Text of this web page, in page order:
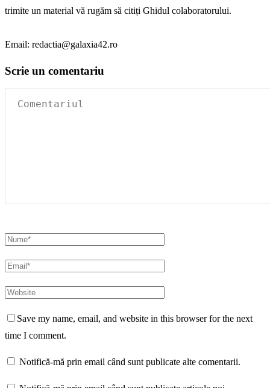
trimite un material vă rugăm să citiți Ghidul colaboratorului.
Email: redactia@galaxia42.ro
Scrie un comentariu
Save my name, email, and website in this browser for the next
time I comment.
Notifică-mă prin email când sunt publicate alte comentarii.